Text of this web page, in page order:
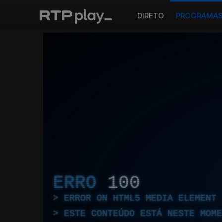
DIRETO
ERRO 100
ERROR ON HTML5 MEDIA ELEMENT
ESTE CONTEÚDO ESTÁ NESTE